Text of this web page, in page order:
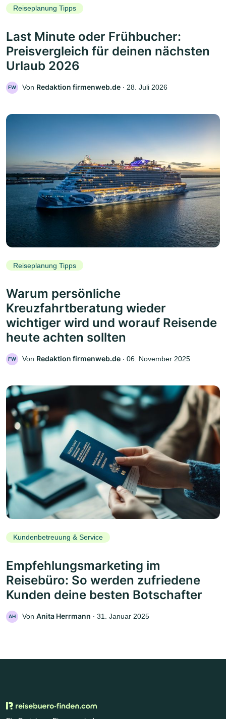
Reiseplanung Tipps
Last Minute oder Frühbucher:
Preisvergleich für deinen nächsten
Urlaub 2026
FW Von Redaktion firmenweb.de ‧ 28. Juli 2026
Reiseplanung Tipps
Warum persönliche
Kreuzfahrtberatung wieder
wichtiger wird und worauf Reisende
heute achten sollten
FW Von Redaktion firmenweb.de ‧ 06. November 2025
Kundenbetreuung & Service
Empfehlungsmarketing im
Reisebüro: So werden zufriedene
Kunden deine besten Botschafter
AH Von Anita Herrmann ‧ 31. Januar 2025